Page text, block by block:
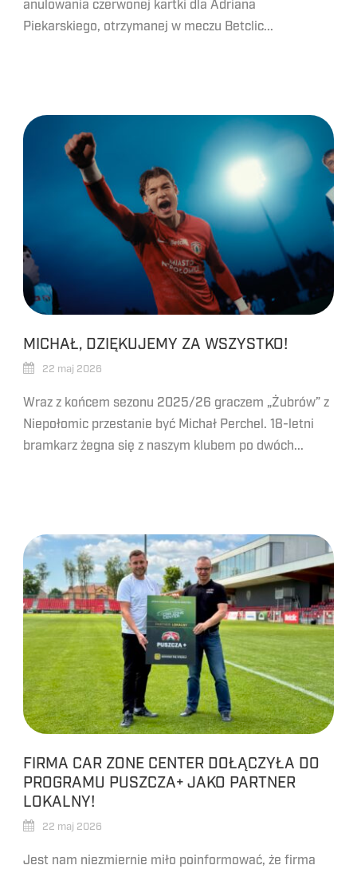
anulowania czerwonej kartki dla Adriana
Piekarskiego, otrzymanej w meczu Betclic...
MICHAŁ, DZIĘKUJEMY ZA WSZYSTKO!
22 maj 2026
Wraz z końcem sezonu 2025/26 graczem „Żubrów” z
Niepołomic przestanie być Michał Perchel. 18-letni
bramkarz żegna się z naszym klubem po dwóch...
FIRMA CAR ZONE CENTER DOŁĄCZYŁA DO
PROGRAMU PUSZCZA+ JAKO PARTNER
LOKALNY!
22 maj 2026
Jest nam niezmiernie miło poinformować, że firma